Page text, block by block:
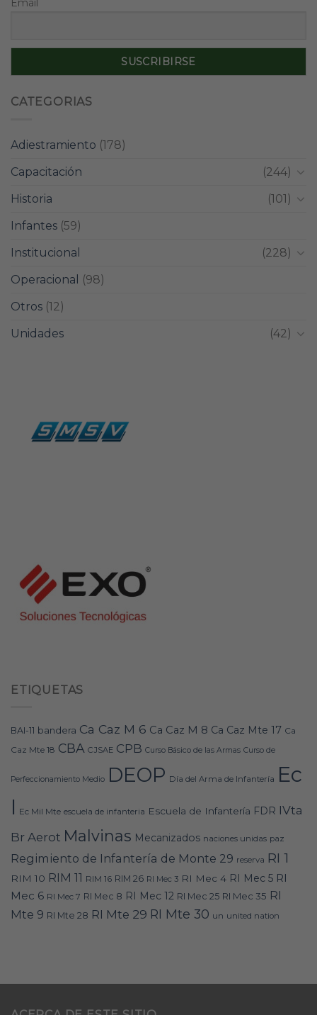
CATEGORIAS
Adiestramiento (178)
Capacitación
(244)
Historia
(101)
Infantes (59)
Institucional
(228)
Operacional
(98)
Otros (12)
Unidades
(42)
ETIQUETAS
BAI-11 bandera Ca Caz M 6 Ca Caz M 8 Ca Caz Mte 17 Ca
Caz Mte 18 CBA CJSAE CPB Curso Básico de las Armas Curso de
Perfeccionamiento Medio DEOP Día del Arma de Infantería Ec
I Ec Mil Mte escuela de infanteria Escuela de Infantería FDR IVta
Br Aerot Malvinas Mecanizados naciones unidas paz
Regimiento de Infantería de Monte 29 reserva RI 1
RIM 10 RIM 11 RIM 16 RIM 26 RI Mec 3 RI Mec 4 RI Mec 5 RI
Mec 6 RI Mec 7 RI Mec 8 RI Mec 12 RI Mec 25 RI Mec 35 RI
Mte 9 RI Mte 28 RI Mte 29 RI Mte 30 un united nation